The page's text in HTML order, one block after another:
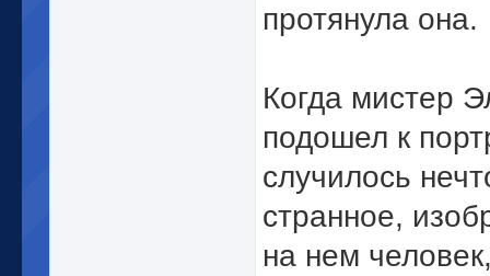
протянула она.
Когда мистер
подошел к
случилось
странное,
на нем